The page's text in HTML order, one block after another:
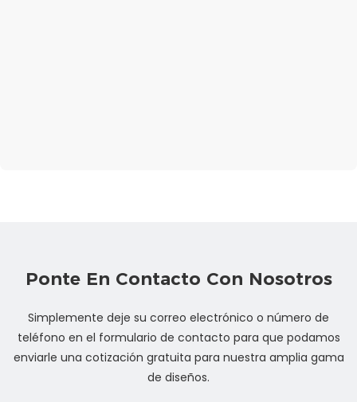
Ponte En Contacto Con Nosotros
Simplemente deje su correo electrónico o número de
teléfono en el formulario de contacto para que podamos
enviarle una cotización gratuita para nuestra amplia gama
de diseños.